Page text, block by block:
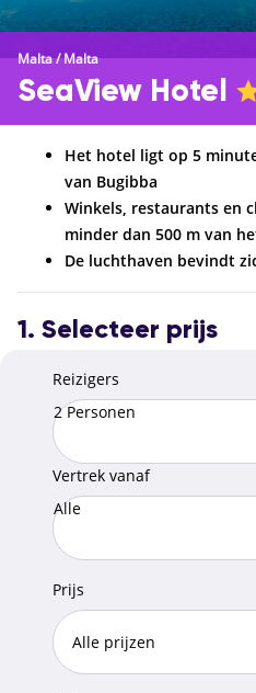
Malta/Malta
SeaView Hotel
Het hotel ligt op 5
van Bugibba
Winkels, restaurants en
minder dan 500 m van
De luchthaven bevindt
1. Selecteer prijs
Reizigers
2 Personen
Vertrek vanaf
Alle
Prijs